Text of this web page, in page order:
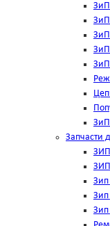
ЗиП
ЗиП
Запчасти
ЗИП
ЗИП
Зип
Зип
Зип